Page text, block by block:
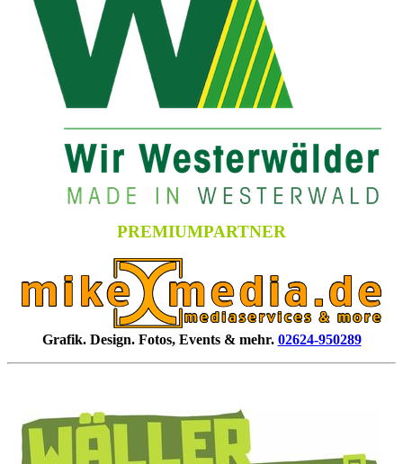
PREMIUMPARTNER
Grafik. Design. Fotos, Events & mehr. 02624-950289